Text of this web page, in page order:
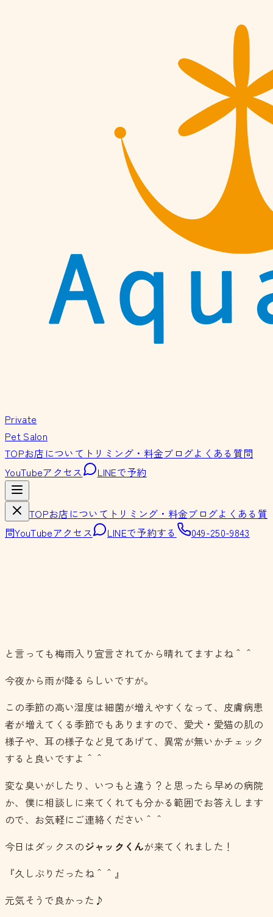
Private
Pet Salon
TOPお店について トリミング・料金ブログよくある質問
YouTubeアクセス LINEで予約
TOPお店について トリミング・料金ブログよくある質
問YouTubeアクセス LINEで予約する 049-250-9843
と言っても梅雨入り宣言されてから晴れてますよね＾＾
今夜から雨が降るらしいですが。
この季節の高い湿度は細菌が増えやすくなって、皮膚病患
者が増えてくる季節でもありますので、愛犬・愛猫の肌の
様子や、耳の様子など見てあげて、異常が無いかチェック
すると良いですよ＾＾
変な臭いがしたり、いつもと違う？と思ったら早めの病院
か、僕に相談しに来てくれても分かる範囲でお答えします
ので、お気軽にご連絡ください＾＾
今日はダックスのジャックくんが来てくれました！
『久しぶりだったね＾＾』
元気そうで良かった♪